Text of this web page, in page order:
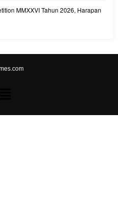
MMXXVI Tahun 2026, Harapan